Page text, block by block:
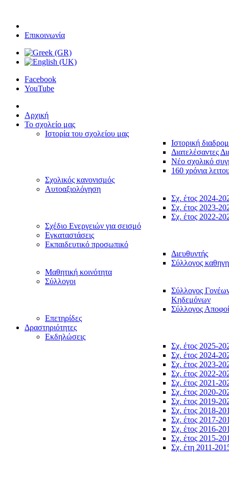
Επικοινωνία
Facebook
YouTube
Αρχική
Το σχολείο μας
Ιστορία του σχολείου μας
Ιστορική
Διατελέσαντες
Νέο σχολικό
160 χρόνια
Σχολικός κανονισμός
Αυτοαξιολόγηση
Σχ. έτος 2024-
Σχ. έτος 2023-
Σχ. έτος 2022-
Σχέδιο Ενεργειών για σεισμό
Εγκαταστάσεις
Εκπαιδευτικό προσωπικό
Διευθυντής
Σύλλογος
Μαθητική κοινότητα
Σύλλογοι
Σύλλογος
Κηδεμόνων
Σύλλογος
Επετηρίδες
Δραστηριότητες
Εκδηλώσεις
Σχ. έτος 2025-
Σχ. έτος 2024-
Σχ. έτος 2023-
Σχ. έτος 2022-
Σχ. έτος 2021-
Σχ. έτος 2020-
Σχ. έτος 2019-
Σχ. έτος 2018-
Σχ. έτος 2017-
Σχ. έτος 2016-
Σχ. έτος 2015-
Σχ. έτη 2011-